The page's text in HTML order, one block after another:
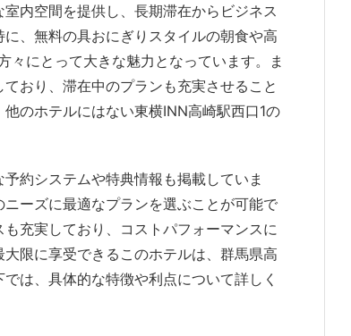
内空間を提供し、長期滞在からビジネス
、無料の具おにぎりスタイルの朝食や高
にとって大きな魅力となっています。ま
おり、滞在中のプランも充実させること
のホテルにはない東横INN高崎駅西口1の
約システムや特典情報も掲載していま
ーズに最適なプランを選ぶことが可能で
充実しており、コストパフォーマンスに
限に享受できるこのホテルは、群馬県高
は、具体的な特徴や利点について詳しく